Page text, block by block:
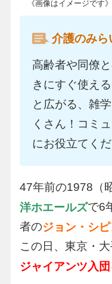
《画像はイメージです》
介護のみら
高齢者や同僚
きにすぐ使え
と広がる、雑
くさん！コミ
にお役立てくだ
47年前の1978（
洋ホエールズで6
者のジョン・シ
この日、東京・
ジャイアンツ入団